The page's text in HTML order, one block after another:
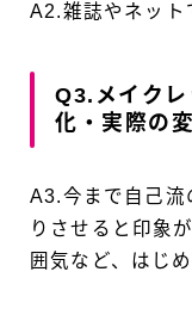
A2.雑誌やネット
Q3.メイク
化・実際の
A3.今まで自己流
りさせると印象
囲気など、はじ